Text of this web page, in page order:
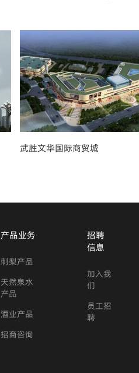
武胜文华国际商贸城
产品业务
刺梨产品
天然泉水
产品
酒业产品
招商咨询
招聘
信息
加入我
们
员工招
聘